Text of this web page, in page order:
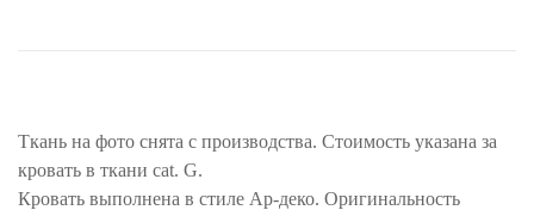
Ткань на фото снята с производства. Стоимость указана за
кровать в ткани cat. G.
Кровать выполнена в стиле Ар-деко. Оригинальность